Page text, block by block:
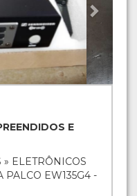
E
ELETRÔNICOS
PALCO EW135G4 -